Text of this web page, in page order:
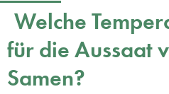
Welche
für die Aussaat
Samen?